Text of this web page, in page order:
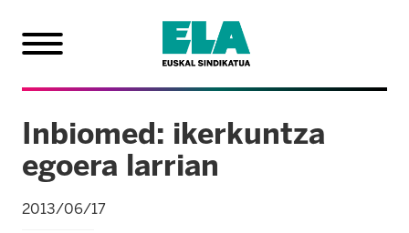
Inbiomed: ikerkuntza
egoera larrian
2013/06/17